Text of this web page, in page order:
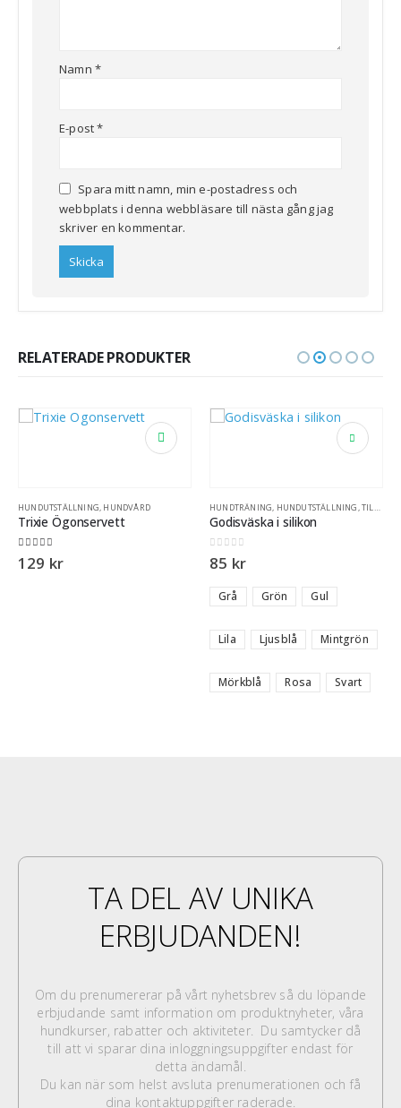
Namn *
E-post*
Spara mitt namn, min e-postadress och
webbplats i denna webbläsare till nästa gång jag
skriver en kommentar.
RELATERADE PRODUKTER
HUNDUTSTÄLLNING, HUNDVÅRD
Trixie Ögonservett
5.00out of 5
129 kr
HUNDTRÄNING, HUNDUTSTÄLLNING,TILL HUNDÄGARE
Godisväska i silikon
0out of 5
85 kr
Grå Grön Gul
Lila Ljusblå Mintgrön
Mörkblå Rosa Svart
TA DEL AV UNIKA
ERBJUDANDEN!
Om du prenumererar på vårt nyhetsbrev så du löpande
erbjudande samt information om produktnyheter, våra
hundkurser, rabatter och aktiviteter. Du samtycker då
till att vi sparar dina inloggningsuppgifter endast för
detta ändamål.
Du kan när som helst avsluta prenumerationen och få
dina kontaktuppgifter raderade.